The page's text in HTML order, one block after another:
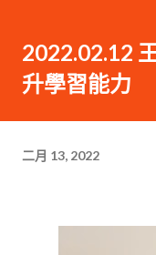
2022.02.12
升學習能力
二月 13, 2022